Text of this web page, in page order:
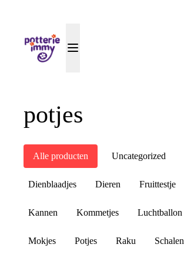
potjes
Alle producten Uncategorized
Dienblaadjes Dieren Fruittestje
Kannen Kommetjes Luchtballon
Mokjes Potjes Raku Schalen